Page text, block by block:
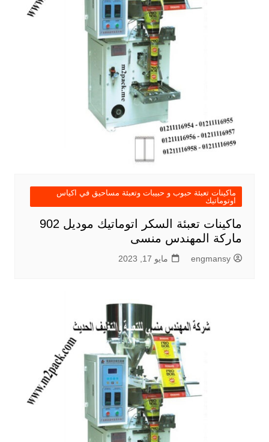
ماكينات تعبئة حبوب و حبيبات وتعبئة مساحيق في اكياس
اوتوماتيك
ماكينات تعبئة السكر اتوماتيك موديل 902
ماركة المهندس منسى
engmansy مايو 17, 2023